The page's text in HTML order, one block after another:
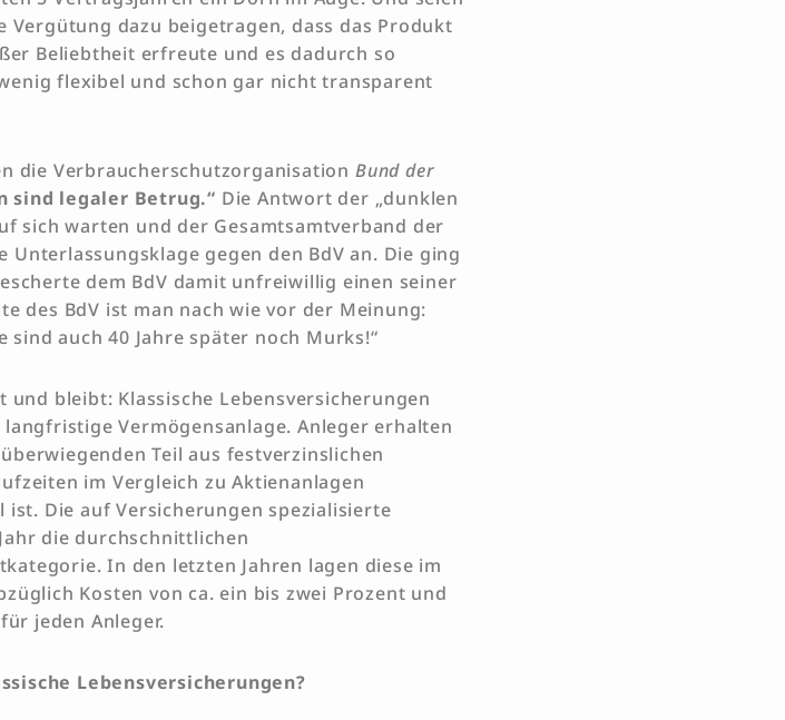
dazu beigetragen, dass das Produkt
Beliebtheit erfreute und es dadurch so
flexibel und schon gar nicht transparent
die Verbraucherschutzorganisation Bund der
sind legaler Betrug.“ Die Antwort der „dunklen
sich warten und der Gesamtsamtverband der
Unterlassungsklage gegen den BdV an. Die ging
dem BdV damit unfreiwillig einen seiner
des BdV ist man nach wie vor der Meinung:
auch 40 Jahre später noch Murks!“
und bleibt: Klassische Lebensversicherungen
Vermögensanlage. Anleger erhalten
Teil aus festverzinslichen
im Vergleich zu Aktienanlagen
Die auf Versicherungen spezialisierte
die durchschnittlichen
In den letzten Jahren lagen diese im
Kosten von ca. ein bis zwei Prozent und
jeden Anleger.
Lebensversicherungen?